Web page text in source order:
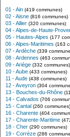
01 - Ain (419 communes)
02 - Aisne (816 communes)
03 - Allier (320 communes)
04 - Alpes-de-Haute-
05 - Hautes-Alpes (177
06 - Alpes-Maritimes (163
07 - Ardèche (339
08 - Ardennes (463
09 - Ariège (332 communes)
10 - Aube (433 communes)
11 - Aude (438 communes)
12 - Aveyron (304
13 - Bouches-du-Rhône
14 - Calvados (706
15 - Cantal (260 communes)
16 - Charente (404
17 - Charente-Maritime
18 - Cher (290 communes)
19 - Corrèze (286